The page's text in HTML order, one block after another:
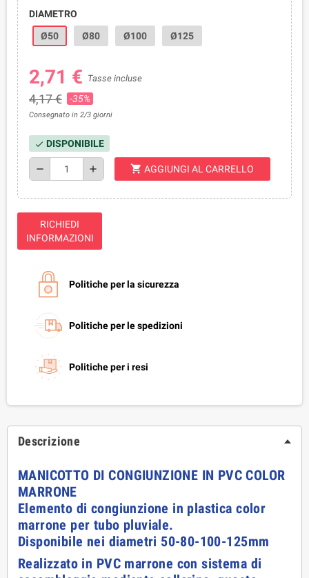
DIAMETRO
Ø50
Ø80 Ø100 Ø125
2,71 € Tasse incluse
4,17 € -35%
Consegnato in 2/3 giorni
check DISPONIBILE
remove add shopping_cart AGGIUNGI AL CARRELLO
RICHIEDI
INFORMAZIONI
Politiche per la sicurezza
Politiche per le spedizioni
Politiche per i resi
Descrizione
MANICOTTO DI CONGIUNZIONE IN PVC COLOR
MARRONE
Elemento di congiunzione in plastica color
marrone per tubo pluviale.
Disponibile nei diametri 50-80-100-125mm
Realizzato in PVC marrone con sistema di